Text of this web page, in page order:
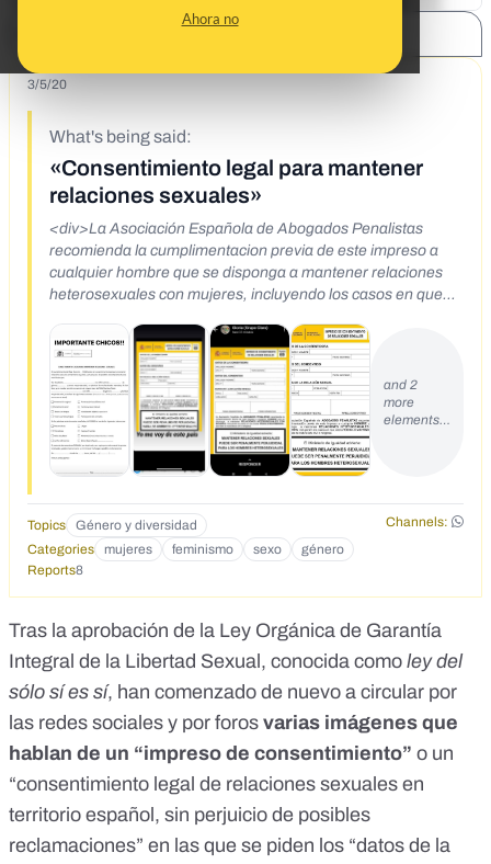
Ahora no
3/5/20
What's being said:
«Consentimiento legal para mantener
relaciones sexuales»
<div>La Asociación Española de Abogados Penalistas
recomienda la cumplimentacion previa de este impreso a
cualquier hombre que se disponga a mantener relaciones
heterosexuales con mujeres, incluyendo los casos en que
religiosa.&nbsp;</div>
and 2
more
elements…
Topics Género y diversidad
Channels:
Categories
mujeres feminismo sexo
género
Reports8
Tras la aprobación de la Ley Orgánica de Garantía
Integral de la Libertad Sexual , conocida como ley del
sólo sí es sí, han comenzado de nuevo a circular por
las redes sociales y por foros varias imágenes que
hablan de un “impreso de consentimiento” o un
“consentimiento legal de relaciones sexuales en
territorio español, sin perjuicio de posibles
reclamaciones” en las que se piden los “datos de la